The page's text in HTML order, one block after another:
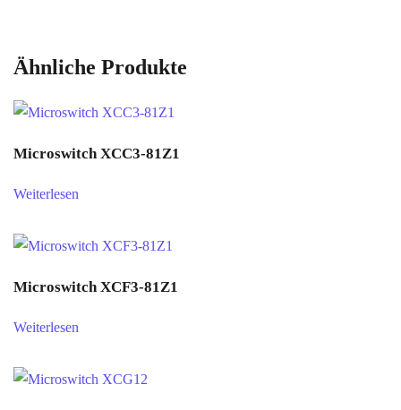
Ähnliche Produkte
Microswitch XCC3-81Z1
Weiterlesen
Microswitch XCF3-81Z1
Weiterlesen